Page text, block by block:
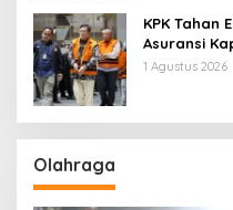
KPK Tahan
Asuransi
1 Agustus 2026
Olahraga